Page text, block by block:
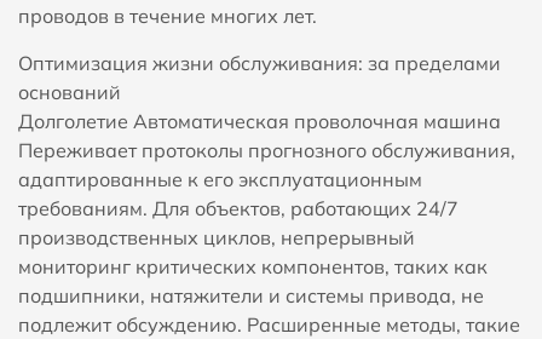
проводов в течение многих лет.
Оптимизация жизни обслуживания: за пределами
оснований
Долголетие Автоматическая проволочная машина
Переживает протоколы прогнозного обслуживания,
адаптированные к его эксплуатационным
требованиям. Для объектов, работающих 24/7
производственных циклов, непрерывный
мониторинг критических компонентов, таких как
подшипники, натяжители и системы привода, не
подлежит обсуждению. Расширенные методы, такие